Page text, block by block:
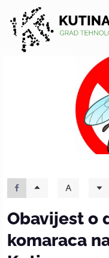
Kutina
Obavijest o
komaraca